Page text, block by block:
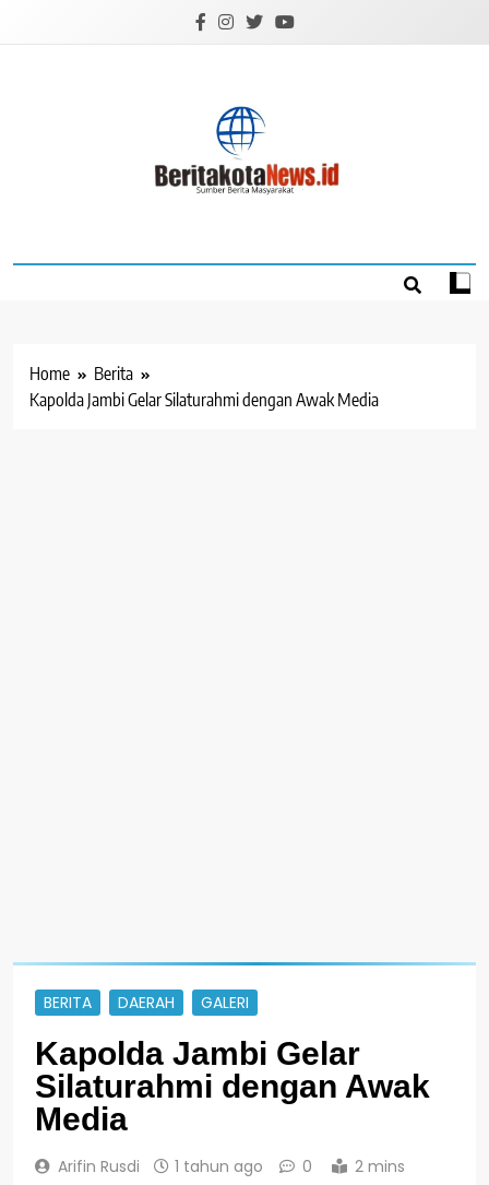
Home
Berita
Kapolda Jambi Gelar Silaturahmi dengan Awak Media
BERITA DAERAH GALERI
Kapolda Jambi Gelar
Silaturahmi dengan Awak
Media
Arifin Rusdi 1 tahun ago 0 2 mins